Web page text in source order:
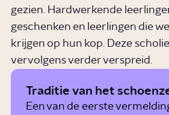
gezien. Hardwerkende
geschenken en leerlingen die
krijgen op hun kop. Deze
vervolgens verder verspreid.
Traditie van het
Een van de eerste